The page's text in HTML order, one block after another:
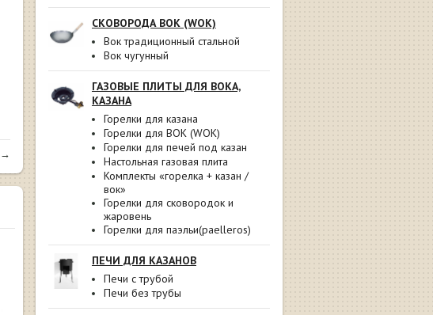
СКОВОРОДА ВОК (WOK)
Вок традиционный стальной
Вок чугунный
ГАЗОВЫЕ ПЛИТЫ ДЛЯ ВОКА,
КАЗАНА
Горелки для казана
Горелки для ВОК (WOK)
Горелки для печей под казан
Настольная газовая плита
Комплекты «горелка + казан /
вок»
Горелки для сковородок и
жаровень
Горелки для паэльи(paelleros)
ПЕЧИ ДЛЯ КАЗАНОВ
Печи с трубой
Печи без трубы
→